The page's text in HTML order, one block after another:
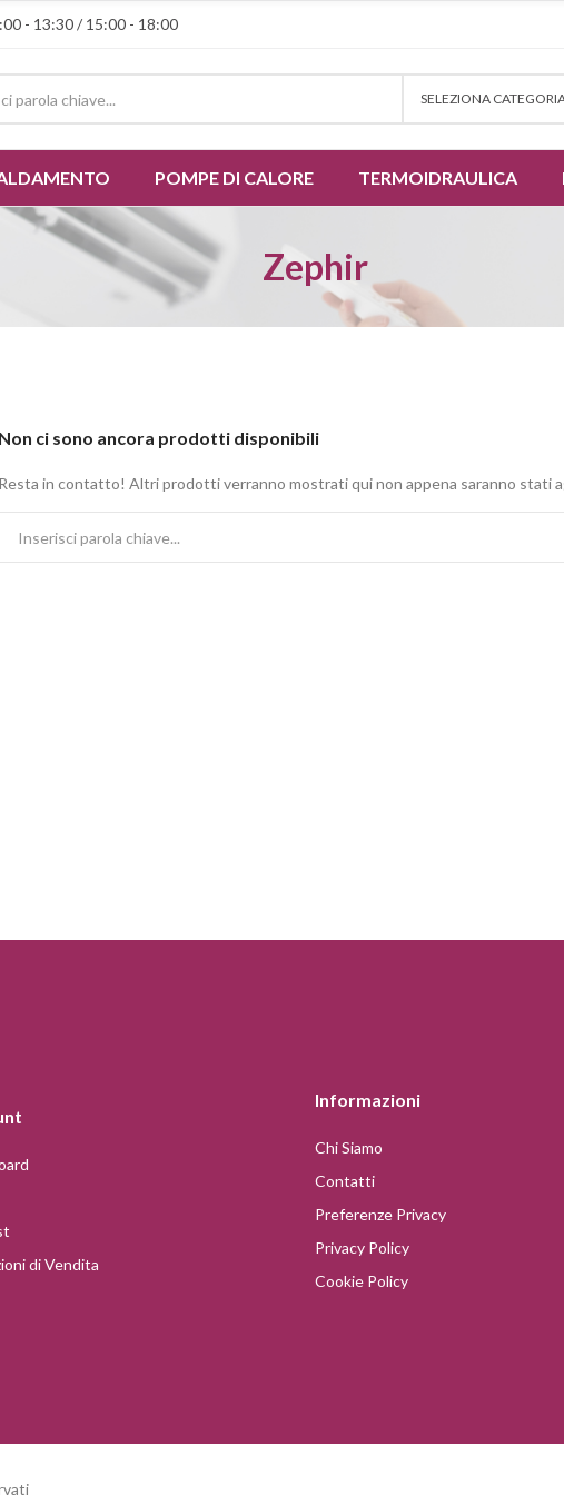
- 13:30 / 15:00 - 18:00
SELEZIONA
POMPE DI CALORE TERMOIDRAULICA
Zephir
Non ci sono ancora prodotti disponibili
Resta in contatto! Altri prodotti verranno mostrati qui non appena saranno stati
di Vendita
Informazioni
Chi Siamo
Contatti
Preferenze Privacy
Privacy Policy
Cookie Policy